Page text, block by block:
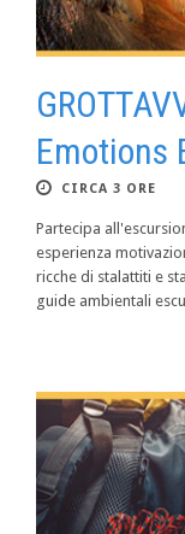
Emotions
CIRCA 3 ORE
Partecipa
esperienza
ricche di stalattiti e
guide ambientali